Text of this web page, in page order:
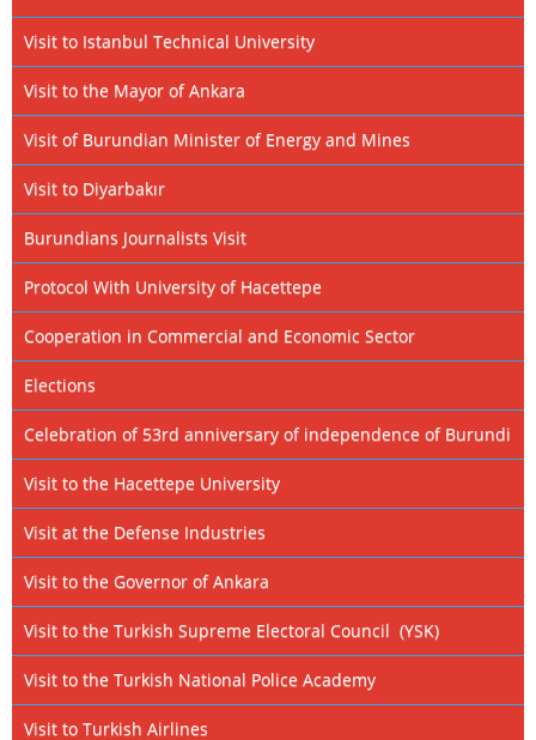
Visit to Istanbul Technical University
Visit to the Mayor of Ankara
Visit of Burundian Minister of Energy and Mines
Visit to Diyarbakır
Burundians Journalists Visit
Protocol With University of Hacettepe
Cooperation in Commercial and Economic Sector
Elections
Celebration of 53rd anniversary of independence of Burundi
Visit to the Hacettepe University
Visit at the Defense Industries
Visit to the Governor of Ankara
Visit to the Turkish Supreme Electoral Council (YSK)
Visit to the Turkish National Police Academy
Visit to Turkish Airlines